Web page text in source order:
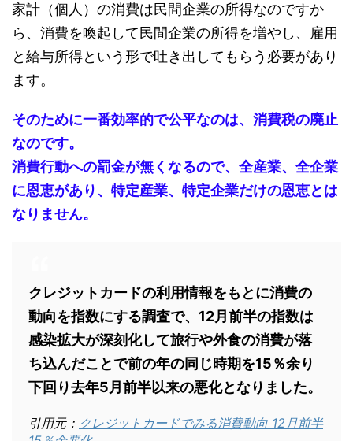
家計（個人）の消費は民間企業の所得なのですか
ら、消費を喚起して民間企業の所得を増やし、雇用
と給与所得という形で吐き出してもらう必要があり
ます。
そのために一番効率的で公平なのは、消費税の廃止
なのです。
消費行動への罰金が無くなるので、全産業、全企業
に恩恵があり、特定産業、特定企業だけの恩恵とは
なりません。
クレジットカードの利用情報をもとに消費の
動向を指数にする調査で、12月前半の指数は
感染拡大が深刻化して旅行や外食の消費が落
ち込んだことで前の年の同じ時期を15％余り
下回り去年5月前半以来の悪化となりました。
引用元： クレジットカードでみる消費動向 12月前半